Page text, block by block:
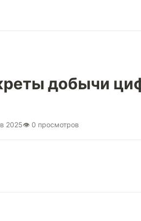
добычи
2025👁 0 просмотров